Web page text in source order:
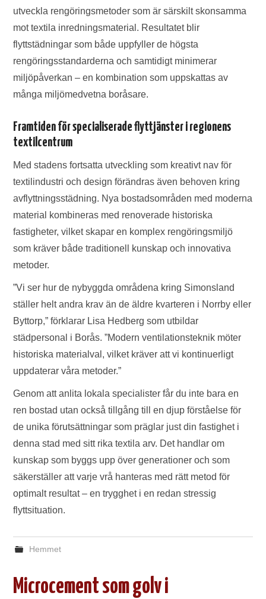
utveckla rengöringsmetoder som är särskilt skonsamma
mot textila inredningsmaterial. Resultatet blir
flyttstädningar som både uppfyller de högsta
rengöringsstandarderna och samtidigt minimerar
miljöpåverkan – en kombination som uppskattas av
många miljömedvetna boråsare.
Framtiden för specialiserade flyttjänster i regionens
textilcentrum
Med stadens fortsatta utveckling som kreativt nav för
textilindustri och design förändras även behoven kring
avflyttningsstädning. Nya bostadsområden med moderna
material kombineras med renoverade historiska
fastigheter, vilket skapar en komplex rengöringsmiljö
som kräver både traditionell kunskap och innovativa
metoder.
”Vi ser hur de nybyggda områdena kring Simonsland
ställer helt andra krav än de äldre kvarteren i Norrby eller
Byttorp,” förklarar Lisa Hedberg som utbildar
städpersonal i Borås. ”Modern ventilationsteknik möter
historiska materialval, vilket kräver att vi kontinuerligt
uppdaterar våra metoder.”
Genom att anlita lokala specialister får du inte bara en
ren bostad utan också tillgång till en djup förståelse för
de unika förutsättningar som präglar just din fastighet i
denna stad med sitt rika textila arv. Det handlar om
kunskap som byggs upp över generationer och som
säkerställer att varje vrå hanteras med rätt metod för
optimalt resultat – en trygghet i en redan stressig
flyttsituation.
Hemmet
Microcement som golv i